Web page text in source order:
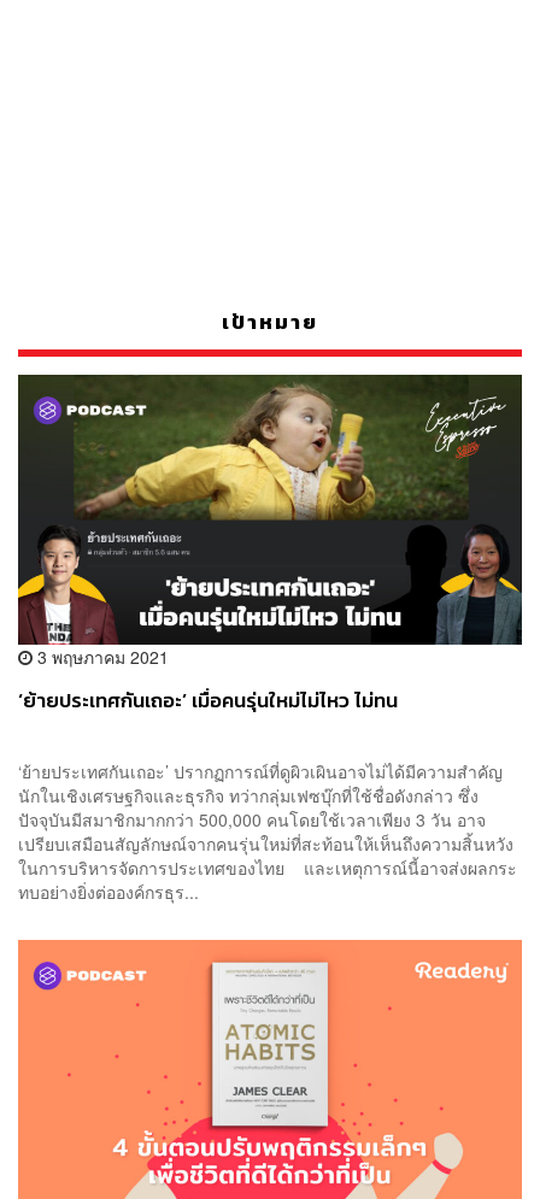
เป้าหมาย
3 พฤษภาคม 2021
‘ย้ายประเทศกันเถอะ’ เมื่อคนรุ่นใหม่ไม่ไหว ไม่ทน
‘ย้ายประเทศกันเถอะ’ ปรากฏการณ์ที่ดูผิวเผินอาจไม่ได้มีความสำคัญ
นักในเชิงเศรษฐกิจและธุรกิจ ทว่ากลุ่มเฟซบุ๊กที่ใช้ชื่อดังกล่าว ซึ่ง
ปัจจุบันมีสมาชิกมากกว่า 500,000 คนโดยใช้เวลาเพียง 3 วัน อาจ
เปรียบเสมือนสัญลักษณ์จากคนรุ่นใหม่ที่สะท้อนให้เห็นถึงความสิ้นหวัง
ในการบริหารจัดการประเทศของไทย และเหตุการณ์นี้อาจส่งผลกระ
ทบอย่างยิ่งต่อองค์กรธุร...